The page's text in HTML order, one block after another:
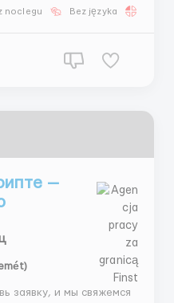
полностью
noclegu Bez języka
—
заявку, и мы свяжемся